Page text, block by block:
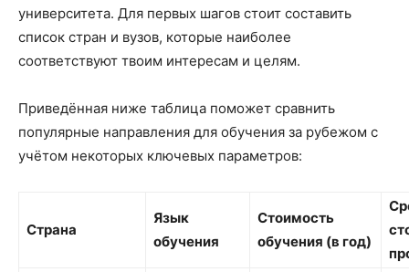
университета. Для первых шагов стоит составить
список стран и вузов, которые наиболее
соответствуют твоим интересам и целям.
Приведённая ниже таблица поможет сравнить
популярные направления для обучения за рубежом с
учётом некоторых ключевых параметров:
Страна
Язык
обучения
Стоимость
обучения (в год)